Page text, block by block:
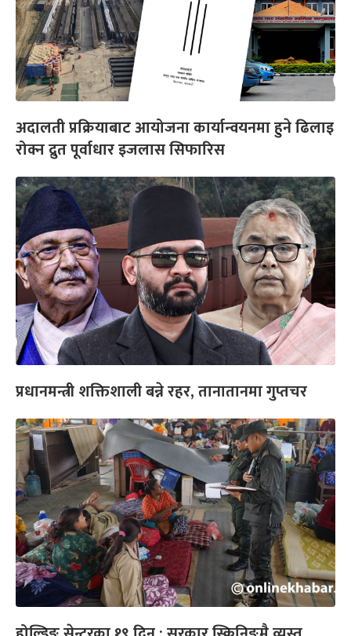
अदालती प्रक्रियाबाट आयोजना कार्यान्वयनमा हुने ढिलाइ
रोक्न द्रुत पूर्वाधार इजलास सिफारिस
प्रधानमन्त्री शक्तिशाली बन्ने रहर, तानातानमा गुप्तचर